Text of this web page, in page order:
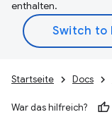
enthalten.
Startseite Docs
War das hilfreich?